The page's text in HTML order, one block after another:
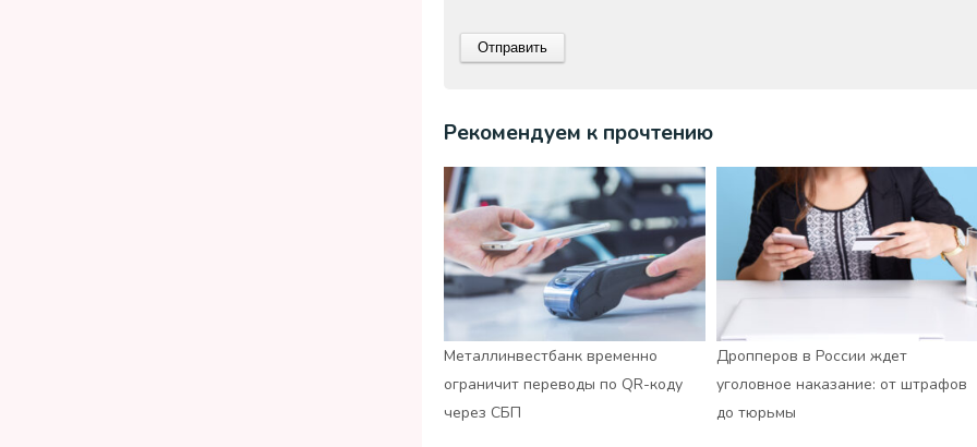
Рекомендуем к прочтению
Металлинвестбанк временно
ограничит переводы по QR-коду
через СБП
Дропперов в России ждет
уголовное наказание: от штрафов
до тюрьмы